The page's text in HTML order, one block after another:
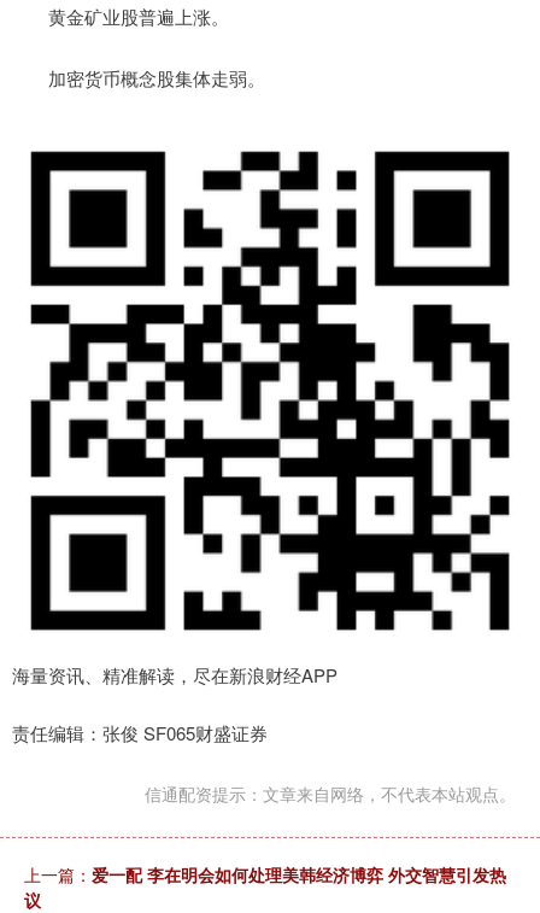
黄金矿业股普遍上涨。
加密货币概念股集体走弱。
海量资讯、精准解读，尽在新浪财经APP
责任编辑：张俊 SF065财盛证券
信通配资提示：文章来自网络，不代表本站观点。
上一篇： 爱一配 李在明会如何处理美韩经济博弈 外交智慧引发热
议